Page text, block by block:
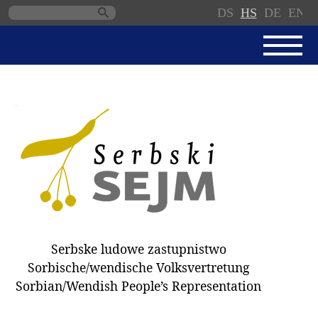
DS HS DE EN
SERBSKI SEJM
JEDNANSKI PORJAD
PROTOKOLE / WOBZAMKNJENJA
DARY
ZAPÓSŁANCY
WUBĚRKI
Serbske ludowe zastupnistwo
Sorbische/wendische Volksvertretung
Sorbian/Wendish People’s Representation